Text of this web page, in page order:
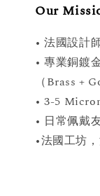
Our
• 法國設計
• 專業銅鍍
（Brass +
• 3-5
• 日常佩戴
•法國工坊